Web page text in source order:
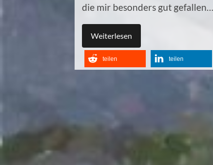
die mir besonders gut gefallen…
Weiterlesen
teilen teilen